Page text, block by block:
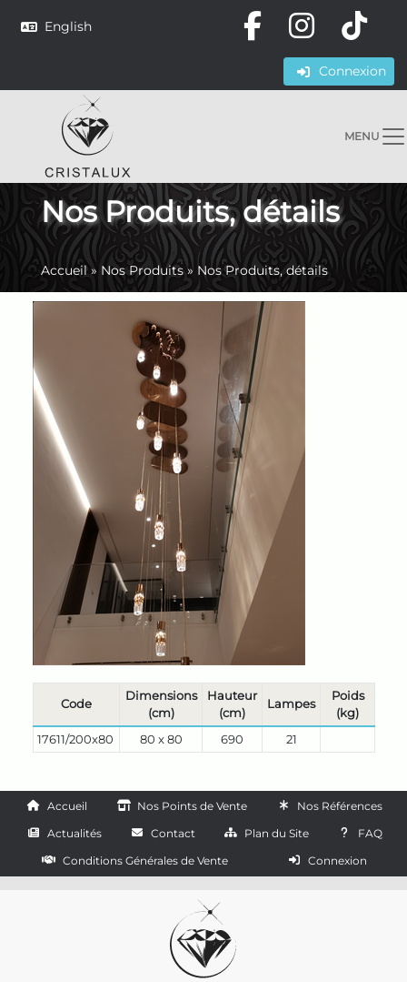
English
Connexion
MENU
Nos Produits, détails
Accueil» Nos Produits» Nos Produits, détails
Code
Dimensions
(cm)
Hauteur
(cm)
Lampes
Poids
(kg)
17611/200x80
80 x 80 690 21
Accueil Nos Points de Vente
Nos Références
Actualités
Contact Plan du Site
FAQ
Conditions Générales de Vente
Connexion